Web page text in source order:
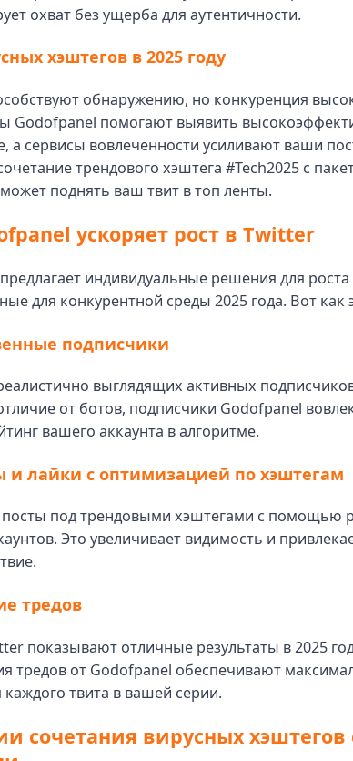
охват без ущерба для аутентичности.
хэштегов в 2025 году
обнаружению, но конкуренция
Godofpanel помогают выявить
а сервисы вовлеченности усиливают ваши
трендового хэштега #Tech2025 с
поднять ваш твит в топ ленты.
ускоряет рост в Twitter
индивидуальные решения для роста
для конкурентной среды 2025 года. Вот как
подписчики
выглядящих активных
от ботов, подписчики Godofpanel
вашего аккаунта в алгоритме.
и лайки с оптимизацией по хэштегам
посты под трендовыми хэштегами с помощью
Это увеличивает видимость и
тредов
показывают отличные результаты в 2025
тредов от Godofpanel обеспечивают
каждого твита в вашей серии.
сочетания вирусных хэштегов